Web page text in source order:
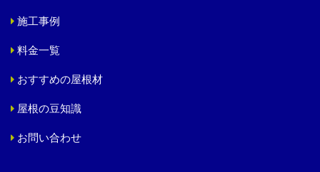
施工事例
料金一覧
おすすめの屋根材
屋根の豆知識
お問い合わせ